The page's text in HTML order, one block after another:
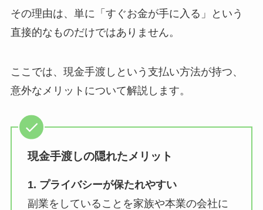
その理由は、単に「すぐお金が手に入る」という
直接的なものだけではありません。
ここでは、現金手渡しという支払い方法が持つ、
意外なメリットについて解説します。
現金手渡しの隠れたメリット
1. プライバシーが保たれやすい
副業をしていることを家族や本業の会社に